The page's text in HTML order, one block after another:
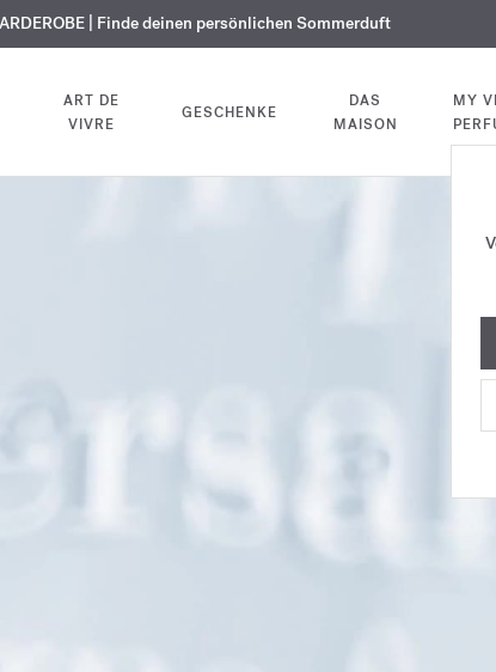
| Erhalten Sie OUDvelvet moodin Ihrer Bestellung*
GRAVUR | Auf alle Düfte und Körperöle bis zum 9. August
| Finde deinen persönlichen Sommerduft
ART DE
VIVRE
GESCHENKE
DAS
MAISON
MY